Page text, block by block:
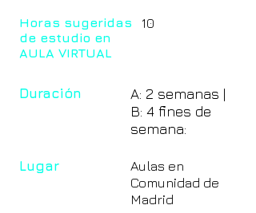
Horas sugeridas
de estudio en
AULA VIRTUAL
10
Duración
A: 2 semanas |
B: 4 fines de
semana:
Lugar
Aulas en
Comunidad de
Madrid